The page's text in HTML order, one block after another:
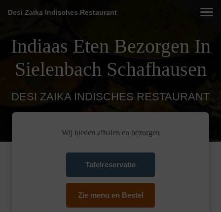
Desi Zaika Indisches Restaurant
Indiaas Eten Bezorgen In
Sielenbach Schafhausen
DESI ZAIKA INDISCHES RESTAURANT
Wij bieden afhalen en bezorgen
Tafelreservatie
Zie menu en Bestel